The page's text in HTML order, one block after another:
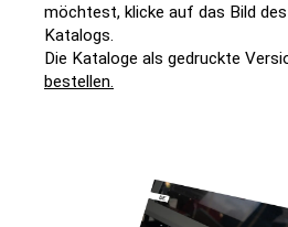
möchtest, klicke auf das Bild
Katalogs.
Die Kataloge als gedruckte
bestellen.